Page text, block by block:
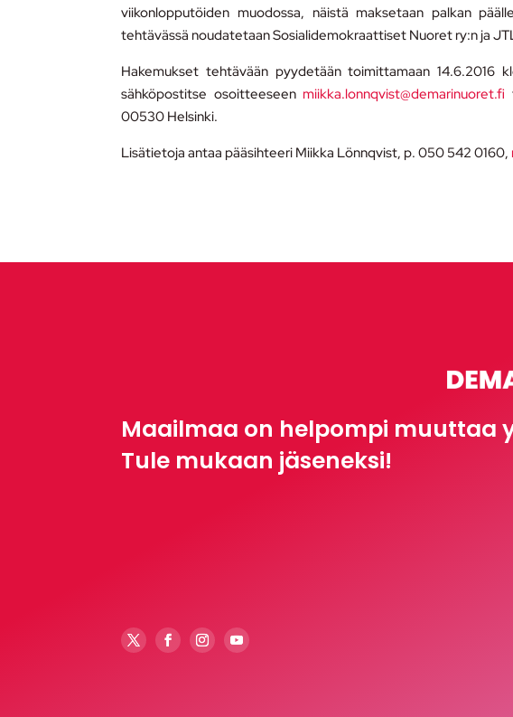
viikonlopputöiden muodossa, näistä maksetaan palkan
tehtävässä noudatetaan Sosialidemokraattiset Nuoret ry:n ja
Hakemukset tehtävään pyydetään toimittamaan 14.6.2016
sähköpostitse osoitteeseen miikka.lonnqvist@demarinuoret.fi
00530 Helsinki.
Lisätietoja antaa pääsihteeri Miikka Lönnqvist, p. 050 542 0160,
Maailmaa on helpompi muuttaa
Tule mukaan jäseneksi!